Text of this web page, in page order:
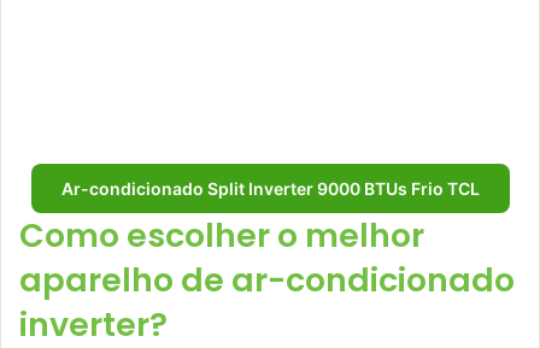
Ar-condicionado Split Inverter 9000 BTUs Frio TCL
Como escolher o melhor
aparelho de ar-condicionado
inverter?